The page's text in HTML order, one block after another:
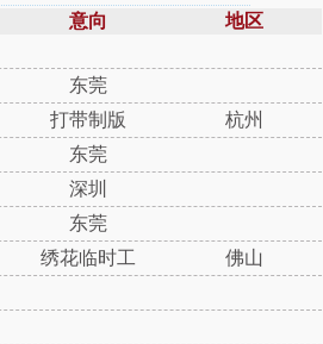
意向
地区
东莞
打带制版
杭州
东莞
深圳
东莞
绣花临时工
佛山